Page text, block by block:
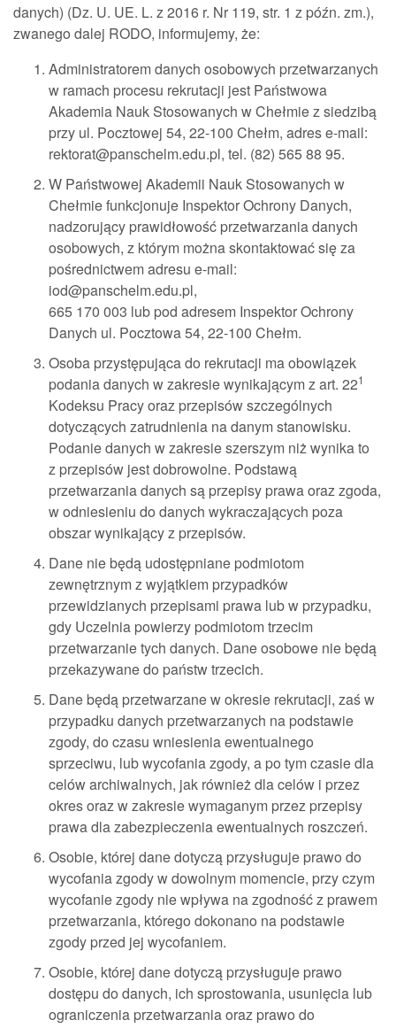
danych) (Dz. U. UE. L. z 2016 r. Nr 119, str. 1 z późn. zm.),
zwanego dalej RODO, informujemy, że:
Administratorem danych osobowych przetwarzanych
w ramach procesu rekrutacji jest Państwowa
Akademia Nauk Stosowanych w Chełmie z siedzibą
przy ul. Pocztowej 54, 22-100 Chełm, adres e-mail:
rektorat@panschelm.edu.pl, tel. (82) 565 88 95.
W Państwowej Akademii Nauk Stosowanych w
Chełmie funkcjonuje Inspektor Ochrony Danych,
nadzorujący prawidłowość przetwarzania danych
osobowych, z którym można skontaktować się za
pośrednictwem adresu e-mail:
iod@panschelm.edu.pl,
665 170 003 lub pod adresem Inspektor Ochrony
Danych ul. Pocztowa 54, 22-100 Chełm.
Osoba przystępująca do rekrutacji ma obowiązek
podania danych w zakresie wynikającym z art. 221
Kodeksu Pracy oraz przepisów szczególnych
dotyczących zatrudnienia na danym stanowisku.
Podanie danych w zakresie szerszym niż wynika to
z przepisów jest dobrowolne. Podstawą
przetwarzania danych są przepisy prawa oraz zgoda,
w odniesieniu do danych wykraczających poza
obszar wynikający z przepisów.
Dane nie będą udostępniane podmiotom
zewnętrznym z wyjątkiem przypadków
przewidzianych przepisami prawa lub w przypadku,
gdy Uczelnia powierzy podmiotom trzecim
przetwarzanie tych danych. Dane osobowe nie będą
przekazywane do państw trzecich.
Dane będą przetwarzane w okresie rekrutacji, zaś w
przypadku danych przetwarzanych na podstawie
zgody, do czasu wniesienia ewentualnego
sprzeciwu, lub wycofania zgody, a po tym czasie dla
celów archiwalnych, jak również dla celów i przez
okres oraz w zakresie wymaganym przez przepisy
prawa dla zabezpieczenia ewentualnych roszczeń.
Osobie, której dane dotyczą przysługuje prawo do
wycofania zgody w dowolnym momencie, przy czym
wycofanie zgody nie wpływa na zgodność z prawem
przetwarzania, którego dokonano na podstawie
zgody przed jej wycofaniem.
Osobie, której dane dotyczą przysługuje prawo
dostępu do danych, ich sprostowania, usunięcia lub
ograniczenia przetwarzania oraz prawo do